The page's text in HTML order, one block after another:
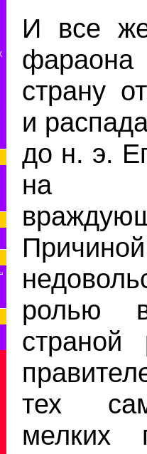
И все
страну
и
до н. э.
на
ролью
страной
тех
мелких